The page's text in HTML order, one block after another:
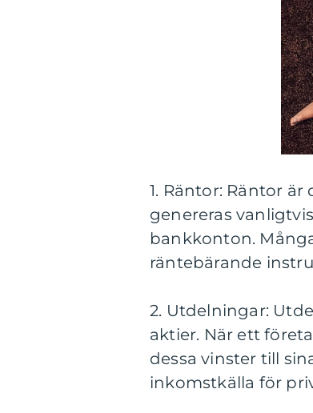
1. Räntor: Räntor
genereras
bankkonton.
räntebärande
2. Utdelningar:
aktier. När ett
dessa vinster till
inkomstkälla för